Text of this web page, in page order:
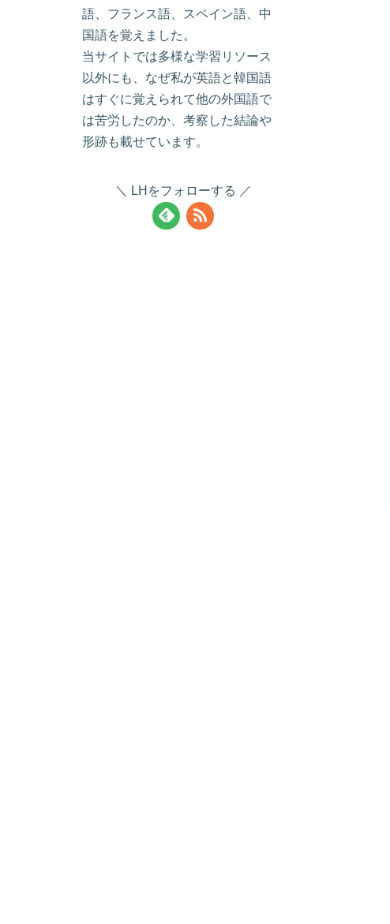
語、フランス語、スペイン語、中
国語を覚えました。
当サイトでは多様な学習リソース
以外にも、なぜ私が英語と韓国語
はすぐに覚えられて他の外国語で
は苦労したのか、考察した結論や
形跡も載せています。
LHをフォローする